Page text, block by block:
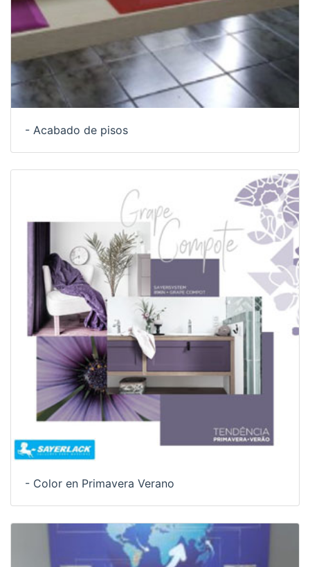
- Acabado de pisos
- Color en Primavera Verano